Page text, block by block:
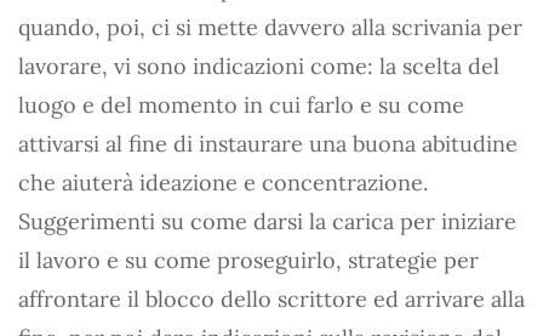
quando, poi, ci si mette davvero alla scrivania per
lavorare, vi sono indicazioni come: la scelta del
luogo e del momento in cui farlo e su come
attivarsi al fine di instaurare una buona abitudine
che aiuterà ideazione e concentrazione.
Suggerimenti su come darsi la carica per iniziare
il lavoro e su come proseguirlo, strategie per
affrontare il blocco dello scrittore ed arrivare alla